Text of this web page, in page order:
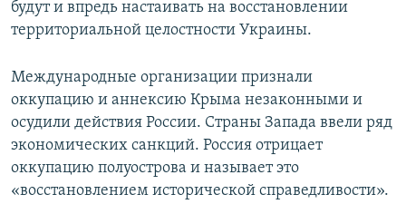
будут и впредь настаивать на восстановлении
территориальной целостности Украины.
Международные организации признали
оккупацию и аннексию Крыма незаконными и
осудили действия России. Страны Запада ввели ряд
экономических санкций. Россия отрицает
оккупацию полуострова и называет это
«восстановлением исторической справедливости».